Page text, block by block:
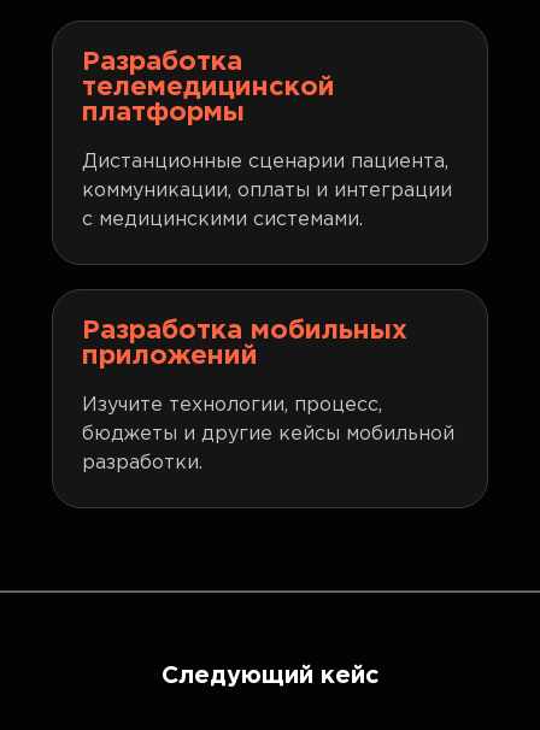
Разработка
телемедицинской
платформы
Дистанционные сценарии пациента,
коммуникации, оплаты и интеграции
с медицинскими системами.
Разработка мобильных
приложений
Изучите технологии, процесс,
бюджеты и другие кейсы мобильной
разработки.
Следующий кейс